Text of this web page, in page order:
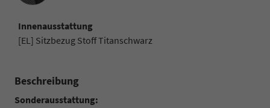
Innenausstattung
[EL] Sitzbezug Stoff Titanschwarz
Beschreibung
Sonderausstattung: